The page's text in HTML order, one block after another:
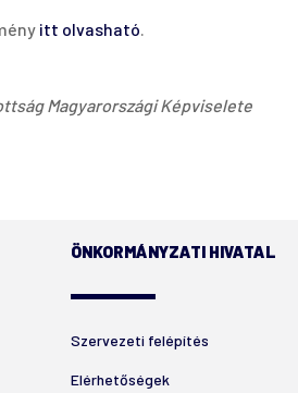
itt olvasható.
Magyarországi Képviselete
ÖNKORMÁNYZATI HIVATAL
Szervezeti felépítés
Elérhetőségek